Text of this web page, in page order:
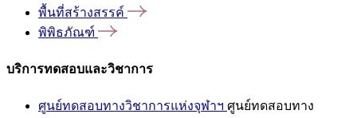
พื้นที่สร้างสรรค์
พิพิธภัณฑ์
บริการทดสอบและวิชาการ
ศูนย์ทดสอบทางวิชาการแห่งจุฬาฯ ศูนย์ทดสอบทาง